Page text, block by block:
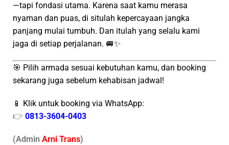
—tapi fondasi utama. Karena saat kamu merasa
nyaman dan puas, di situlah kepercayaan jangka
panjang mulai tumbuh. Dan itulah yang selalu kami
jaga di setiap perjalanan. 🚐✨
🎯 Pilih armada sesuai kebutuhan kamu, dan booking
sekarang juga sebelum kehabisan jadwal!
📱 Klik untuk booking via WhatsApp:
👉 0813-3604-0403
(Admin Arni Trans)